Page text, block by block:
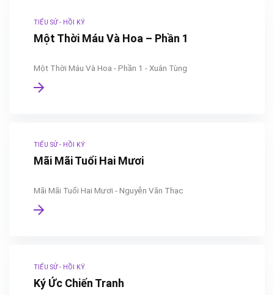
TIỂU SỬ - HỒI KÝ
Một Thời Máu Và Hoa – Phần 1
Một Thời Máu Và Hoa - Phần 1 - Xuân Tùng
TIỂU SỬ - HỒI KÝ
Mãi Mãi Tuổi Hai Mươi
Mãi Mãi Tuổi Hai Mươi - Nguyễn Văn Thạc
TIỂU SỬ - HỒI KÝ
Ký Ức Chiến Tranh